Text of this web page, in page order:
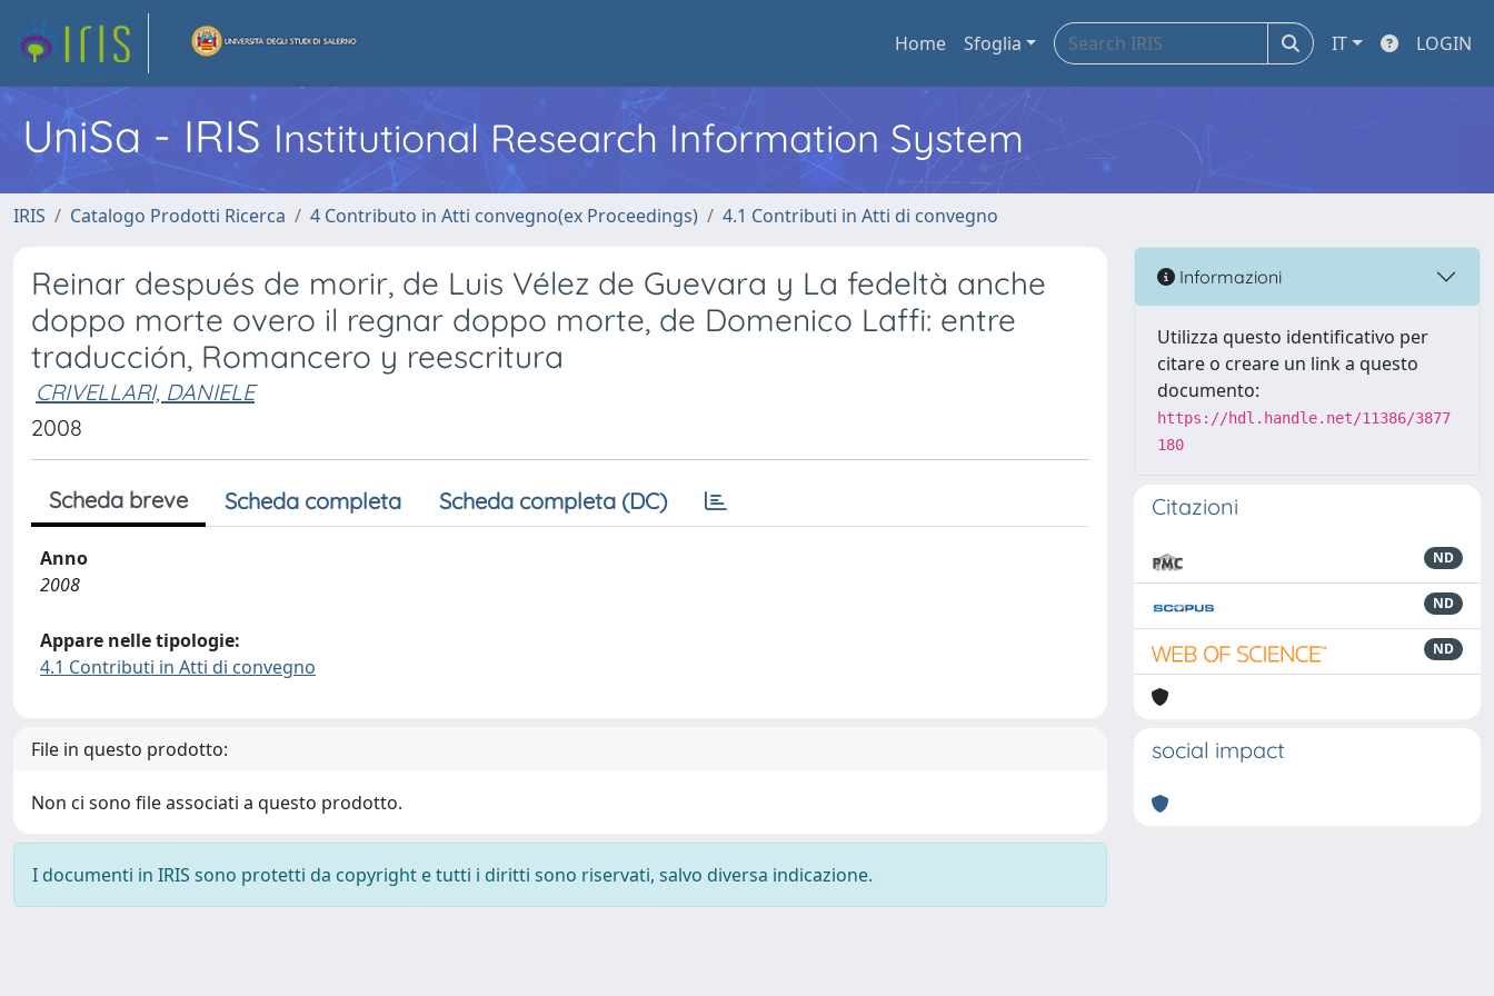
Home Sfoglia IT LOGIN
UniSa - IRIS Institutional Research Information System
IRIS Catalogo Prodotti Ricerca 4 Contributo in Atti convegno(ex Proceedings) 4.1 Contributi in Atti di convegno
Reinar después de morir, de Luis Vélez de Guevara y La fedeltà anche
doppo morte overo il regnar doppo morte, de Domenico Laffi: entre
traducción, Romancero y reescritura
CRIVELLARI, DANIELE
2008
Scheda breve Scheda completa Scheda completa (DC)
Anno
2008
Appare nelle tipologie:
4.1 Contributi in Atti di convegno
File in questo prodotto:
Non ci sono file associati a questo prodotto.
I documenti in IRIS sono protetti da copyright e tutti i diritti sono riservati, salvo diversa indicazione.
Informazioni
Utilizza questo identificativo per
citare o creare un link a questo
documento:
https://hdl.handle.net/11386/3877
180
Citazioni
ND
ND
ND
social impact